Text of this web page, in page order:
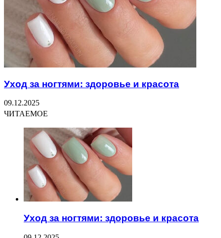
Уход за ногтями: здоровье и красота
09.12.2025
ЧИТАЕМОЕ
Уход за ногтями: здоровье и красота